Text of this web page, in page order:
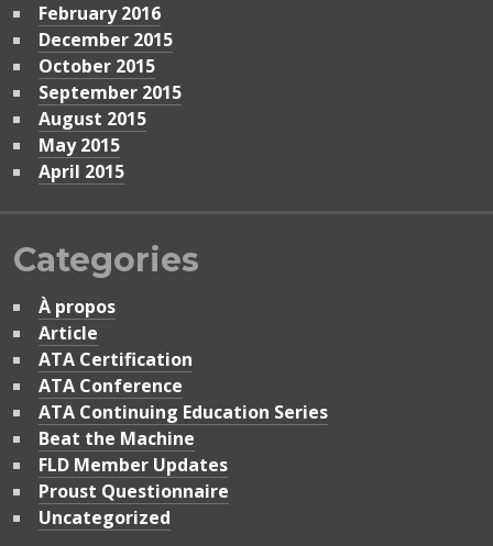
February 2016
December 2015
October 2015
September 2015
August 2015
May 2015
April 2015
Categories
À propos
Article
ATA Certification
ATA Conference
ATA Continuing Education Series
Beat the Machine
FLD Member Updates
Proust Questionnaire
Uncategorized